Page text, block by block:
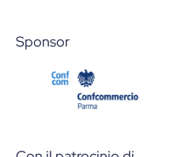
Sponsor